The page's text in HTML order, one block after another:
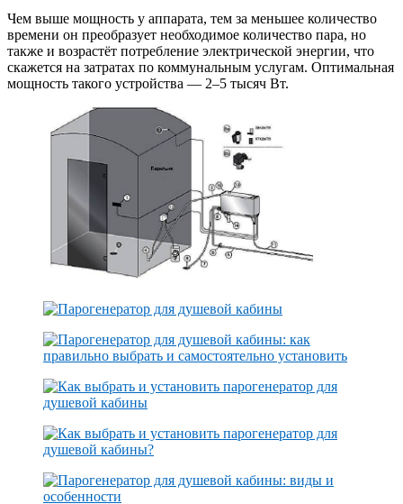
Чем выше мощность у аппарата, тем за меньшее количество
времени он преобразует необходимое количество пара, но
также и возрастёт потребление электрической энергии, что
скажется на затратах по коммунальным услугам. Оптимальная
мощность такого устройства — 2–5 тысяч Вт.